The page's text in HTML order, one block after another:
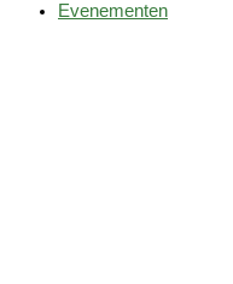
Evenementen